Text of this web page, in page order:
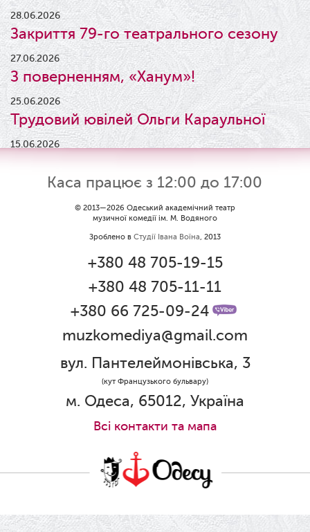
28.06.2026
Закриття 79-го театрального сезону
27.06.2026
З поверненням, «Ханум»!
25.06.2026
Трудовий ювілей Ольги Караульної
15.06.2026
Результати конкурсу
09.06.2026
Вітаємо Ірину Візіренко з
народженням дівчинки!
Дякуємо за свято!
Графік роботи каси 1 червня
Ювілей Олени Редько
Ювілей Станіслава Зайцева
18.05.2026
Каса працює з 12:00 до 17:00
© 2013—2026 Одеський академічний театр
музичної комедії ім. М. Водяного
Зроблено в Студії Івана Воїна, 2013
+380 48 705-19-15
+380 48 705-11-11
+380 66 725-09-24
muzkomediya@gmail.com
вул. Пантелеймонівська, 3
(кут Французького бульвару)
м. Одеса, 65012, Україна
Всi контакти та мапа